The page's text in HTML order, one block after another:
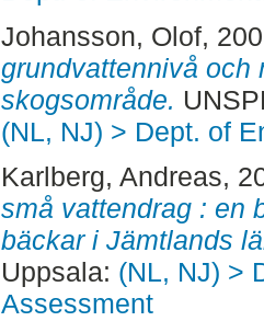
Johansson, Olof,
grundvattennivå och
skogsområde.
(NL, NJ) > Dept. of
Karlberg, Andreas,
små vattendrag : en
bäckar i Jämtlands
Uppsala: (NL, NJ) >
Assessment